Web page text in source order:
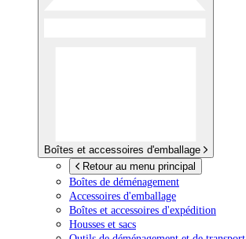
Boîtes et accessoires d'emballage
Retour au menu principal
Boîtes de déménagement
Accessoires d'emballage
Boîtes et accessoires d'expédition
Housses et sacs